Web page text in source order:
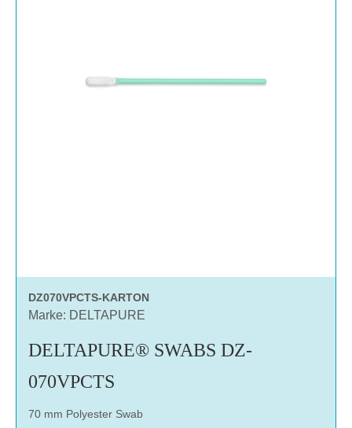
DZ070VPCTS-KARTON
Marke: DELTAPURE
DELTAPURE® SWABS DZ-
070VPCTS
70 mm Polyester Swab